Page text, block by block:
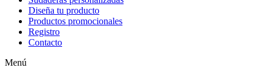
Diseña tu producto
Productos promocionales
Registro
Contacto
Menú